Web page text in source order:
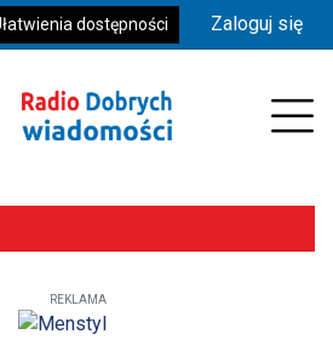
dostępności Zaloguj się
Wyjątkowe uroczystości już 9–10
mobilna Diecezji Zamojsko-
kościołach, ale większe
REKLAMA